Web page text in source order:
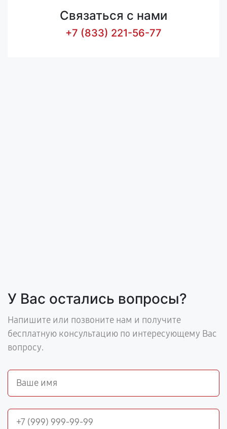
Связаться с нами
+7 (833) 221-56-77
У Вас остались вопросы?
Напишите или позвоните нам и получите
бесплатную консультацию по интересующему Вас
вопросу.